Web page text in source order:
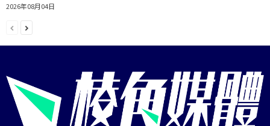
2026年08月04日